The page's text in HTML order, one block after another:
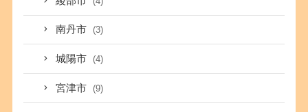
南丹市 (3)
城陽市 (4)
宮津市 (9)